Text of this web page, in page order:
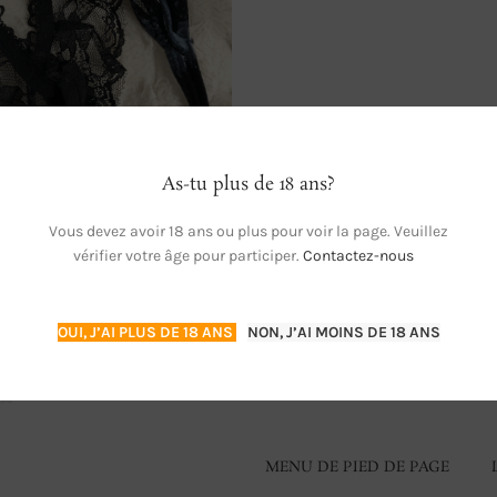
As-tu plus de 18 ans?
Vous devez avoir 18 ans ou plus pour voir la page. Veuillez
vérifier votre âge pour participer. Contactez-nous
OUI, J’AI PLUS DE 18 ANS NON, J’AI MOINS DE 18 ANS
💦
PANIER
MENU DE PIED DE PAGE